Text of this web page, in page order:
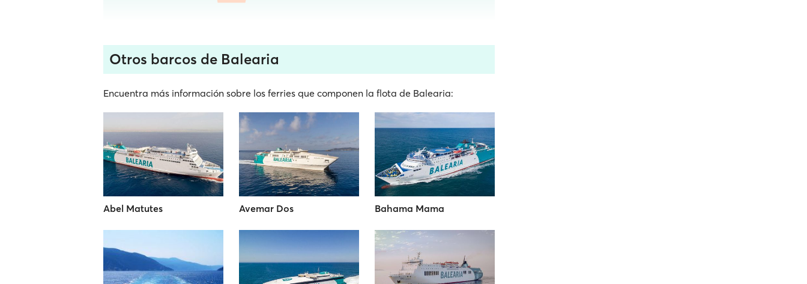
Otros barcos de Balearia
Encuentra más información sobre los ferries que componen la flota de Balearia:
Abel Matutes Avemar Dos Bahama Mama